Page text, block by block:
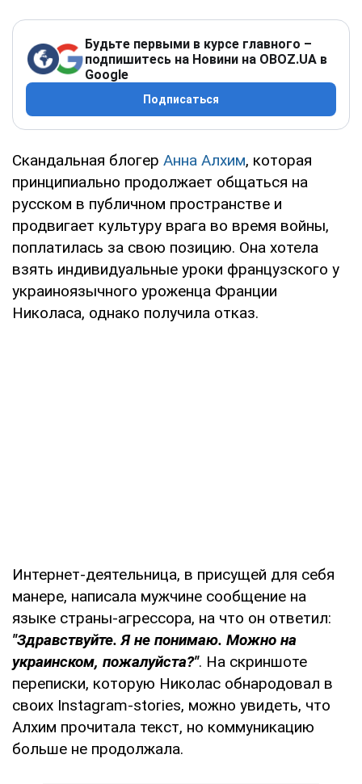
Будьте первыми в курсе главного –
подпишитесь на Новини на OBOZ.UA в
Google
Подписаться
Скандальная блогер Анна Алхим, которая
принципиально продолжает общаться на
русском в публичном пространстве и
продвигает культуру врага во время войны,
поплатилась за свою позицию. Она хотела
взять индивидуальные уроки французского у
украиноязычного уроженца Франции
Николаса, однако получила отказ.
Интернет-деятельница, в присущей для себя
манере, написала мужчине сообщение на
языке страны-агрессора, на что он ответил:
"Здравствуйте. Я не понимаю. Можно на
украинском, пожалуйста?". На скриншоте
переписки, которую Николас обнародовал в
своих Instagram-stories, можно увидеть, что
Алхим прочитала текст, но коммуникацию
больше не продолжала.